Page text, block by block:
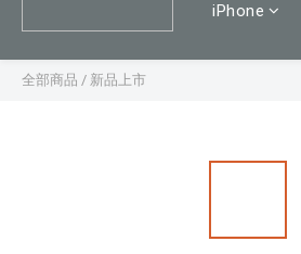
iPhone
全部商品 / 新品上市